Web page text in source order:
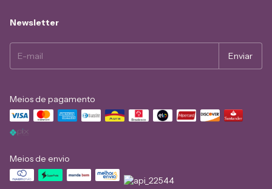
Newsletter
Meios de pagamento
Meios de envio